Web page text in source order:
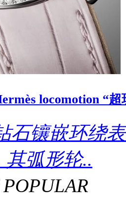
locomotion “
石镶嵌环绕
其弧形轮..